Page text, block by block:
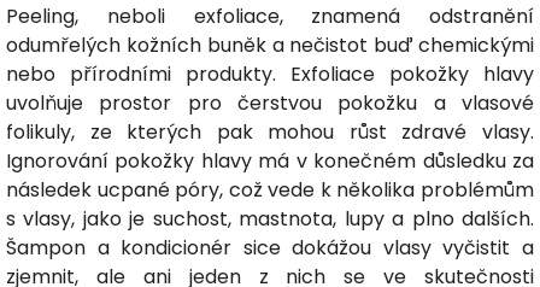
Peeling, neboli exfoliace, znamená odstranění
odumřelých kožních buněk a nečistot buď chemickými
nebo přírodními produkty. Exfoliace pokožky hlavy
uvolňuje prostor pro čerstvou pokožku a vlasové
folikuly, ze kterých pak mohou růst zdravé vlasy.
Ignorování pokožky hlavy má v konečném důsledku za
následek ucpané póry, což vede k několika problémům
s vlasy, jako je suchost, mastnota, lupy a plno dalších.
Šampon a kondicionér sice dokážou vlasy vyčistit a
zjemnit, ale ani jeden z nich se ve skutečnosti